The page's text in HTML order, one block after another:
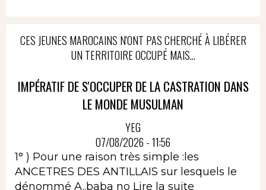
CES JEUNES MAROCAINS N'ONT PAS CHERCHÉ À LIBÉRER
UN TERRITOIRE OCCUPÉ MAIS...
IMPÉRATIF DE S'OCCUPER DE LA CASTRATION DANS
LE MONDE MUSULMAN
YEG
07/08/2026 - 11:56
1° ) Pour une raison très simple :les
ANCETRES DES ANTILLAIS sur lesquels le
dénommé A..baba no Lire la suite